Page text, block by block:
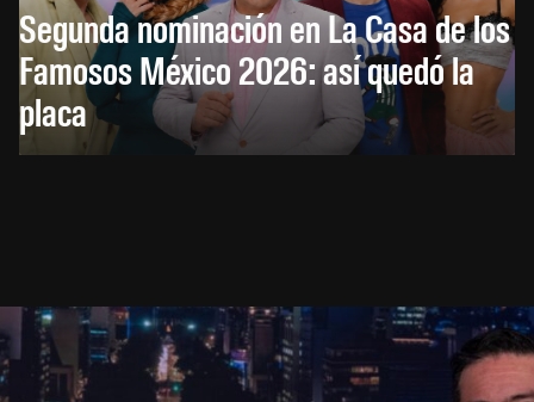
Segunda nominación en La Casa de los
Famosos México 2026: así quedó la
placa